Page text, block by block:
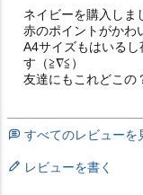
ネイビーを購入しま
赤のポイントがかわ
A4サイズもはいる
す（≧∇≦）
すべてのレビューを
レビューを書く